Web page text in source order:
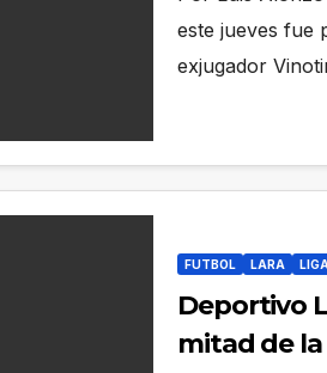
este jueves fue
exjugador
FUTBOL LARA
Deportivo
mitad de